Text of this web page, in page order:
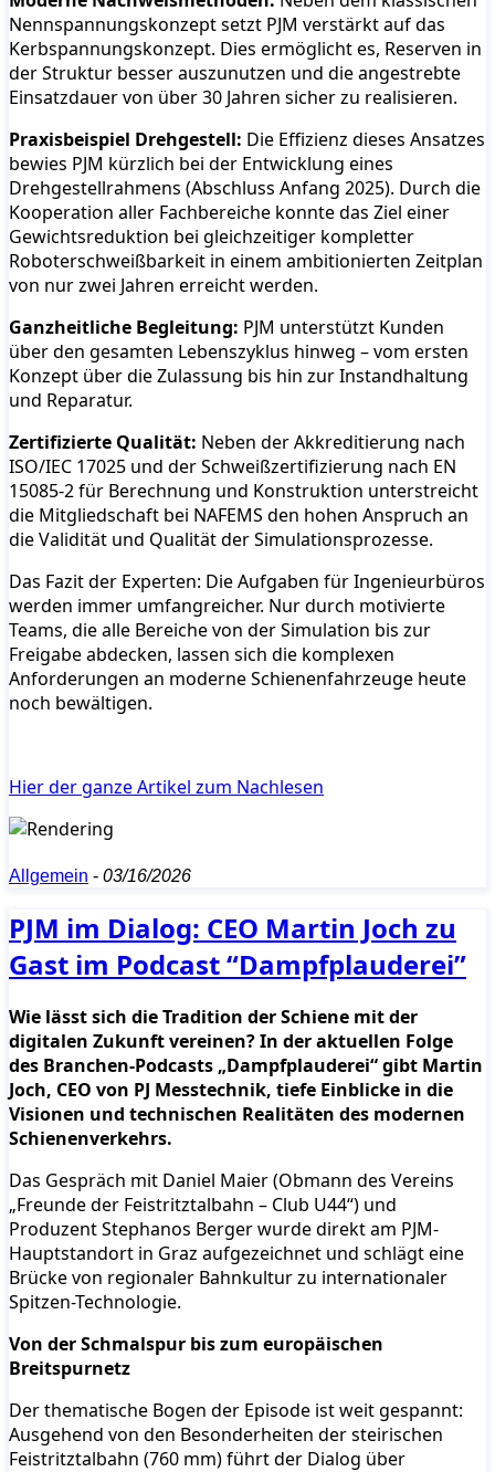
Nennspannungskonzept setzt PJM verstärkt auf das
Kerbspannungskonzept. Dies ermöglicht es, Reserven in
der Struktur besser auszunutzen und die angestrebte
Einsatzdauer von über 30 Jahren sicher zu realisieren.
Praxisbeispiel Drehgestell: Die Effizienz dieses Ansatzes
bewies PJM kürzlich bei der Entwicklung eines
Drehgestellrahmens (Abschluss Anfang 2025). Durch die
Kooperation aller Fachbereiche konnte das Ziel einer
Gewichtsreduktion bei gleichzeitiger kompletter
Roboterschweißbarkeit in einem ambitionierten Zeitplan
von nur zwei Jahren erreicht werden.
Ganzheitliche Begleitung: PJM unterstützt Kunden
über den gesamten Lebenszyklus hinweg – vom ersten
Konzept über die Zulassung bis hin zur Instandhaltung
und Reparatur.
Zertifizierte Qualität: Neben der Akkreditierung nach
ISO/IEC 17025 und der Schweißzertifizierung nach EN
15085-2 für Berechnung und Konstruktion unterstreicht
die Mitgliedschaft bei NAFEMS den hohen Anspruch an
die Validität und Qualität der Simulationsprozesse.
Das Fazit der Experten: Die Aufgaben für Ingenieurbüros
werden immer umfangreicher. Nur durch motivierte
Teams, die alle Bereiche von der Simulation bis zur
Freigabe abdecken, lassen sich die komplexen
Anforderungen an moderne Schienenfahrzeuge heute
noch bewältigen.
Hier der ganze Artikel zum Nachlesen
Allgemein - 03/16/2026
PJM im Dialog: CEO Martin Joch zu
Gast im Podcast “Dampfplauderei”
Wie lässt sich die Tradition der Schiene mit der
digitalen Zukunft vereinen? In der aktuellen Folge
des Branchen-Podcasts „Dampfplauderei“ gibt Martin
Joch, CEO von PJ Messtechnik, tiefe Einblicke in die
Visionen und technischen Realitäten des modernen
Schienenverkehrs.
Das Gespräch mit Daniel Maier (Obmann des Vereins
„Freunde der Feistritztalbahn – Club U44“) und
Produzent Stephanos Berger wurde direkt am PJM-
Hauptstandort in Graz aufgezeichnet und schlägt eine
Brücke von regionaler Bahnkultur zu internationaler
Spitzen-Technologie.
Von der Schmalspur bis zum europäischen
Breitspurnetz
Der thematische Bogen der Episode ist weit gespannt:
Ausgehend von den Besonderheiten der steirischen
Feistritztalbahn (760 mm) führt der Dialog über